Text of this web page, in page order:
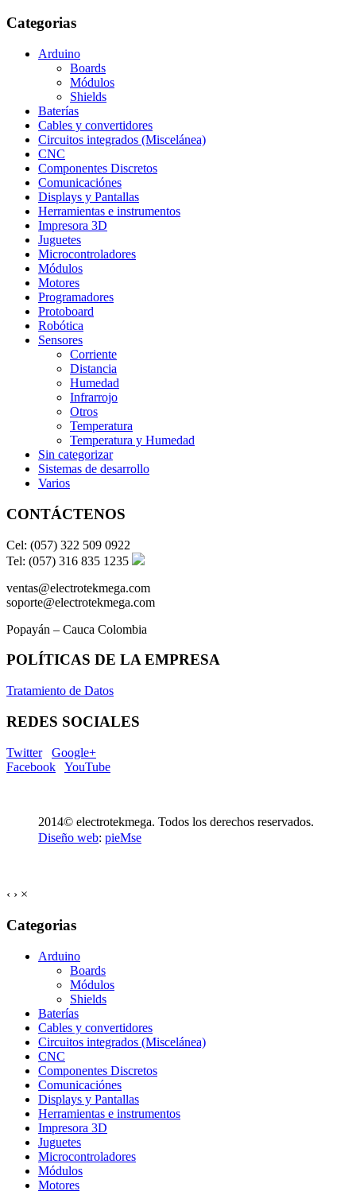
Categorias
Arduino
Boards
Módulos
Shields
Baterías
Cables y convertidores
Circuitos integrados (Miscelánea)
CNC
Componentes Discretos
Comunicaciónes
Displays y Pantallas
Herramientas e instrumentos
Impresora 3D
Juguetes
Microcontroladores
Módulos
Motores
Programadores
Protoboard
Robótica
Sensores
Corriente
Distancia
Humedad
Infrarrojo
Otros
Temperatura
Temperatura y Humedad
Sin categorizar
Sistemas de desarrollo
Varios
CONTÁCTENOS
Cel: (057) 322 509 0922
Tel: (057) 316 835 1235
ventas@electrotekmega.com
soporte@electrotekmega.com
Popayán – Cauca Colombia
POLÍTICAS DE LA EMPRESA
Tratamiento de Datos
REDES SOCIALES
Twitter
Google+
Facebook
YouTube
2014© electrotekmega. Todos los derechos reservados.
Diseño web: pieMse
‹ › ×
Categorias
Arduino
Boards
Módulos
Shields
Baterías
Cables y convertidores
Circuitos integrados (Miscelánea)
CNC
Componentes Discretos
Comunicaciónes
Displays y Pantallas
Herramientas e instrumentos
Impresora 3D
Juguetes
Microcontroladores
Módulos
Motores